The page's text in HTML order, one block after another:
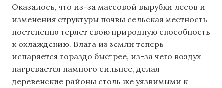
Оказалось, что из-за массовой вырубки лесов и
изменения структуры почвы сельская местность
постепенно теряет свою природную способность
к охлаждению. Влага из земли теперь
испаряется гораздо быстрее, из-за чего воздух
нагревается намного сильнее, делая
деревенские районы столь же уязвимыми к